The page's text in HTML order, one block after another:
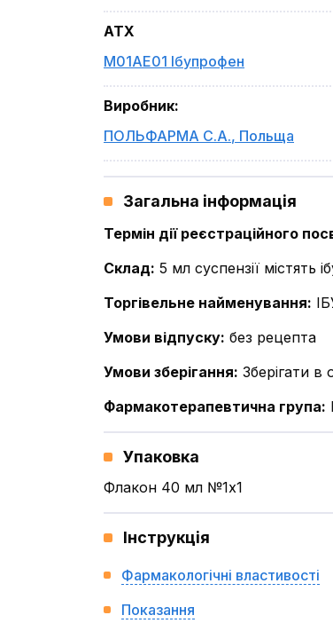
ATX
M01AE01 Ібупрофен
Виробник:
ПОЛЬФАРМА С.А., Польща
Загальна інформація
Термін дії реєстраційного
Склад: 5 мл суспензії містять
Торгівельне найменування:
Умови відпуску: без рецепта
Умови зберігання: Зберігати в
Фармакотерапевтична група:
Упаковка
Флакон 40 мл №1x1
Інструкція
Фармакологічні властивості
Показання